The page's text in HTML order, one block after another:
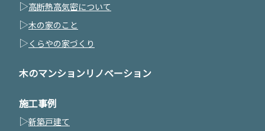
▷高断熱高気密について
▷木の家のこと
▷ くらやの家づくり
木のマンションリノベーション
施工事例
▷新築戸建て